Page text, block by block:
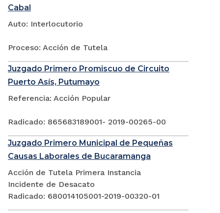
Cabal
Auto: Interlocutorio
Proceso: Acción de Tutela
Juzgado Primero Promiscuo de Circuito
Puerto Asís, Putumayo
Referencia: Acción Popular
Radicado: 865683189001- 2019-00265-00
Juzgado Primero Municipal de Pequeñas
Causas Laborales de Bucaramanga
Acción de Tutela Primera Instancia
Incidente de Desacato
Radicado: 680014105001-2019-00320-01